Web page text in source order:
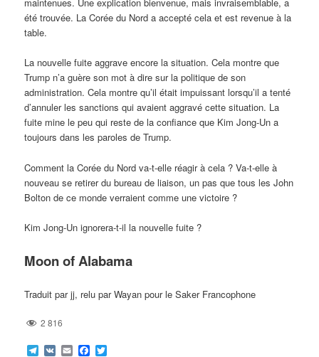
été trouvée. La Corée du Nord a accepté cela et est revenue à la
table.
La nouvelle fuite aggrave encore la situation. Cela montre que
Trump n’a guère son mot à dire sur la politique de son
administration. Cela montre qu’il était impuissant lorsqu’il a tenté
d’annuler les sanctions qui avaient aggravé cette situation. La
fuite mine le peu qui reste de la confiance que Kim Jong-Un a
toujours dans les paroles de Trump.
Comment la Corée du Nord va-t-elle réagir à cela ? Va-t-elle à
nouveau se retirer du bureau de liaison, un pas que tous les John
Bolton de ce monde verraient comme une victoire ?
Kim Jong-Un ignorera-t-il la nouvelle fuite ?
Moon of Alabama
Traduit par jj, relu par Wayan pour le Saker Francophone
2 816
Telegram
VK EmailFacebook